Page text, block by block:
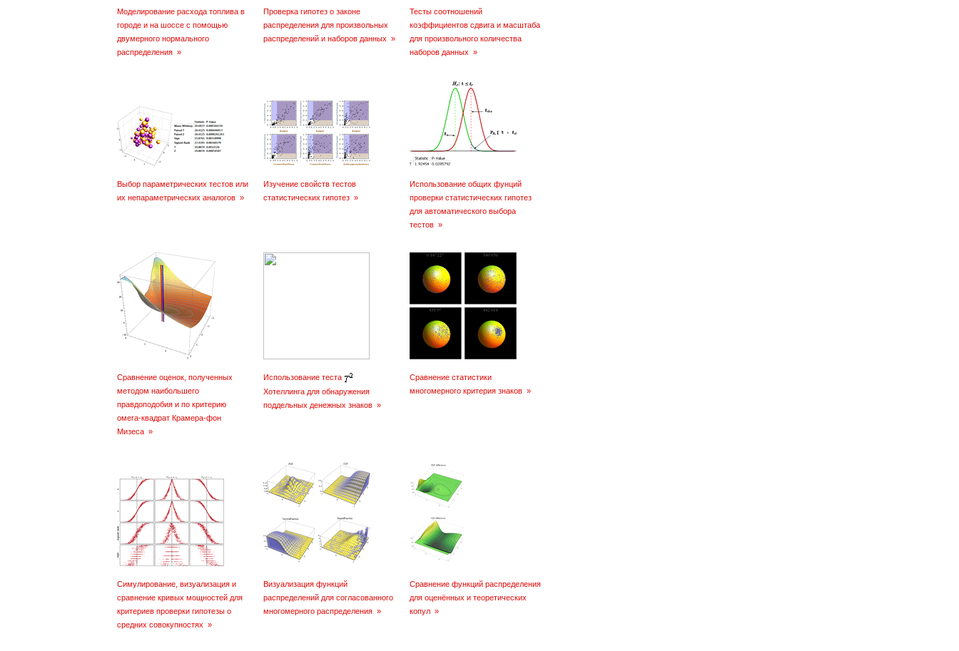
Моделирование расхода топлива в
городе и на шоссе с помощью
двумерного нормального
распределения »
Проверка гипотез о законе
распределения для произвольных
распределений и наборов данных »
Тесты соотношений
коэффициентов сдвига и масштаба
для произвольного количества
наборов данных »
Выбор параметрических тестов или
их непараметрических аналогов »
Изучение свойств тестов
статистических гипотез »
Использование общих фунций
проверки статистических гипотез
для автоматического выбора
тестов »
Сравнение оценок, полученных
методом наибольшего
правдоподобия и по критерию
омега-квадрат Крамера-фон
Мизеса »
Использование теста
Хотеллинга для обнаружения
поддельных денежных знаков »
Сравнение статистики
многомерного критерия знаков »
Симулирование, визуализация и
сравнение кривых мощностей для
критериев проверки гипотезы о
средних совокупностях »
Визуализация функций
распределений для согласованного
многомерного распределения »
Сравнение функций распределения
для оценённых и теоретических
копул »